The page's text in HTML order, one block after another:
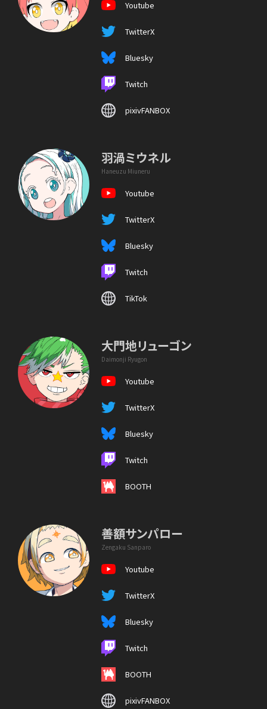
Youtube
TwitterX
Bluesky
Twitch
pixivFANBOX
羽渦ミウネル
Haneuzu Miuneru
Youtube
TwitterX
Bluesky
Twitch
TikTok
大門地リューゴン
Daimonji Ryugon
Youtube
TwitterX
Bluesky
Twitch
BOOTH
善額サンパロー
Zengaku Sanparo
Youtube
TwitterX
Bluesky
Twitch
BOOTH
pixivFANBOX